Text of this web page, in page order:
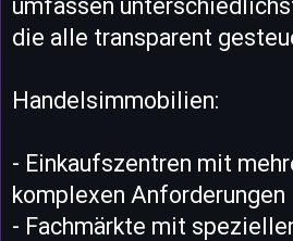
umfassen
die alle transparent
Handelsimmobilien:
- Einkaufszentren mit
komplexen Anforderungen
- Fachmärkte mit